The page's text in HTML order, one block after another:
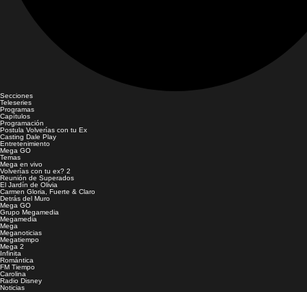
Secciones
Teleseries
Programas
Capítulos
Programación
Postula Volverías con tu Ex
Casting Dale Play
Entretenimiento
Mega GO
Temas
Mega en vivo
Volverías con tu ex? 2
Reunión de Superados
El Jardín de Olivia
Carmen Gloria, Fuerte & Claro
Detrás del Muro
Mega GO
Grupo Megamedia
Megamedia
Mega
Meganoticias
Megatiempo
Mega 2
Infinita
Romántica
FM Tiempo
Carolina
Radio Disney
Noticias